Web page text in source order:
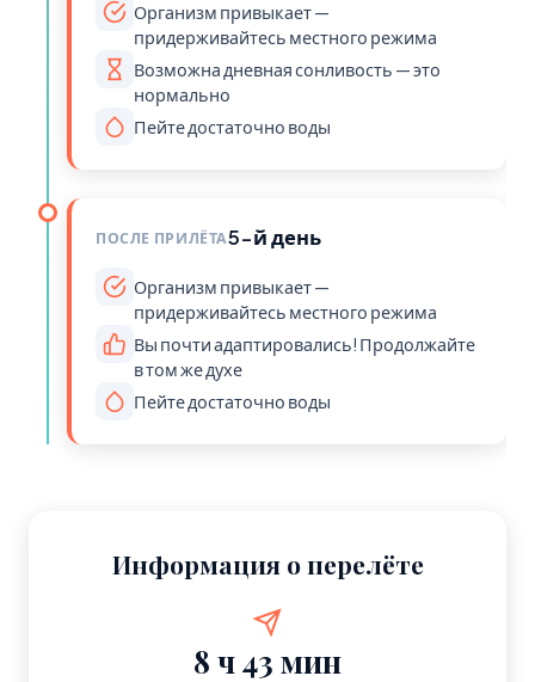
Организм привыкает —
придерживайтесь местного режима
Возможна дневная сонливость — это
нормально
Пейте достаточно воды
ПОСЛЕ ПРИЛЁТА5-й день
Организм привыкает —
придерживайтесь местного режима
Вы почти адаптировались! Продолжайте
в том же духе
Пейте достаточно воды
Информация о перелёте
8 ч 43 мин